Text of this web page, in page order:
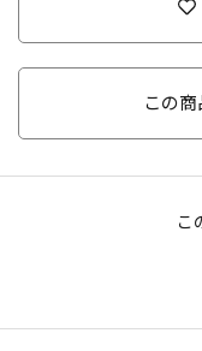
この
こ